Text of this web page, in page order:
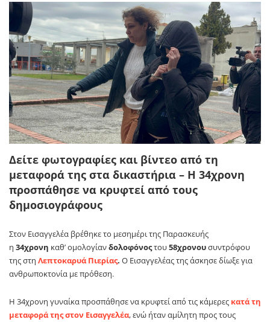
Δείτε φωτογραφίες και βίντεο από τη
μεταφορά της στα δικαστήρια – Η 34χρονη
προσπάθησε να κρυφτεί από τους
δημοσιογράφους
Στον Εισαγγελέα βρέθηκε το μεσημέρι της Παρασκευής
η 34χρονη καθ’ ομολογίανδολοφόνοςτου58χρονουσυντρόφου
της στη Λεπτοκαρυά Πιερίας. Ο Εισαγγελέας της άσκησε δίωξε για
ανθρωποκτονία με πρόθεση.
Η 34χρονη γυναίκα προσπάθησε να κρυφτεί από τις κάμερες κατά τη
μεταφορά της στον Εισαγγελέα, ενώ ήταν αμίλητη προς τους